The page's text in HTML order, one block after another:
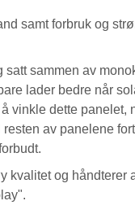
samt forbruk og
sammen av
lader bedre når
vinkle dette
av panelene
kvalitet og